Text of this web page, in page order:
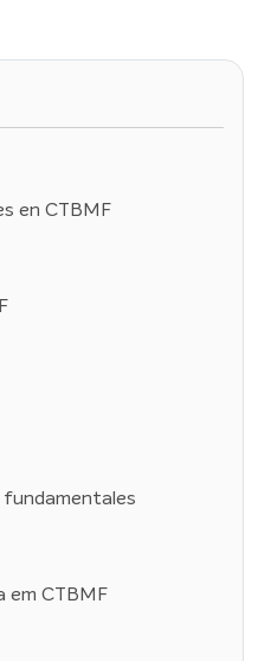
en CTBMF
fundamentales
em CTBMF